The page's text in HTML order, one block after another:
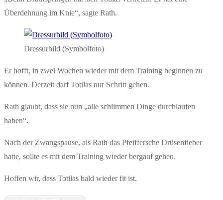
Überdehnung im Knie“, sagte Rath.
Dressurbild (Symbolfoto)
Er hofft, in zwei Wochen wieder mit dem Training beginnen zu
können. Derzeit darf Totilas nur Schritt gehen.
Rath glaubt, dass sie nun „alle schlimmen Dinge durchlaufen
haben“.
Nach der Zwangspause, als Rath das Pfeiffersche Drüsenfieber
hatte, sollte es mit dem Training wieder bergauf gehen.
Hoffen wir, dass Totilas bald wieder fit ist.